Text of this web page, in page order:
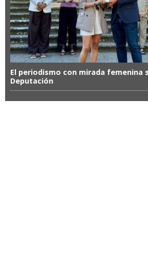
El periodismo con mirada femenina
Deputación